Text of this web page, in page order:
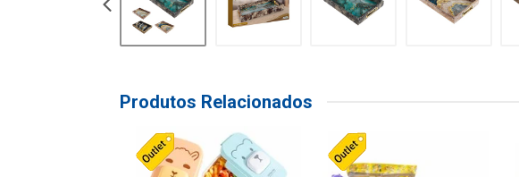
Produtos Relacionados